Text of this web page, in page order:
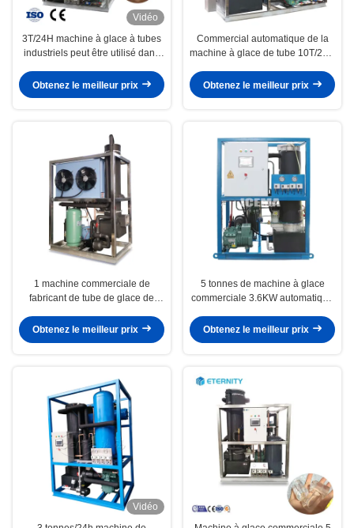
Vidéo
3T/24H machine à glace à tubes
industriels peut être utilisé dans
Obtenez le meilleur prix
Commercial automatique de la
machine à glace de tube 10T/24H
barre de poissons de nourriture
Obtenez le meilleur prix
1 machine commerciale de
fabricant de tube de glace de
Obtenez le meilleur prix
5 tonnes de machine à glace
commerciale 3.6KW automatique
Obtenez le meilleur prix
Vidéo